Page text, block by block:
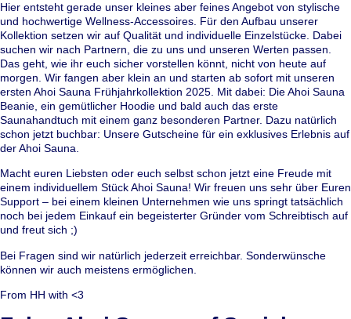
Hier entsteht gerade unser kleines aber feines Angebot von stylische
und hochwertige Wellness-Accessoires. Für den Aufbau unserer
Kollektion setzen wir auf Qualität und individuelle Einzelstücke. Dabei
suchen wir nach Partnern, die zu uns und unseren Werten passen.
Das geht, wie ihr euch sicher vorstellen könnt, nicht von heute auf
morgen. Wir fangen aber klein an und starten ab sofort mit unseren
ersten Ahoi Sauna Frühjahrkollektion 2025. Mit dabei: Die Ahoi Sauna
Beanie, ein gemütlicher Hoodie und bald auch das erste
Saunahandtuch mit einem ganz besonderen Partner. Dazu natürlich
schon jetzt buchbar: Unsere Gutscheine für ein exklusives Erlebnis auf
der Ahoi Sauna.
Macht euren Liebsten oder euch selbst schon jetzt eine Freude mit
einem individuellem Stück Ahoi Sauna! Wir freuen uns sehr über Euren
Support – bei einem kleinen Unternehmen wie uns springt tatsächlich
noch bei jedem Einkauf ein begeisterter Gründer vom Schreibtisch auf
und freut sich ;)
Bei Fragen sind wir natürlich jederzeit erreichbar. Sonderwünsche
können wir auch meistens ermöglichen.
From HH with <3